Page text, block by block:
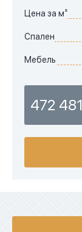
Цена за м²
Спален
Мебель
472 481